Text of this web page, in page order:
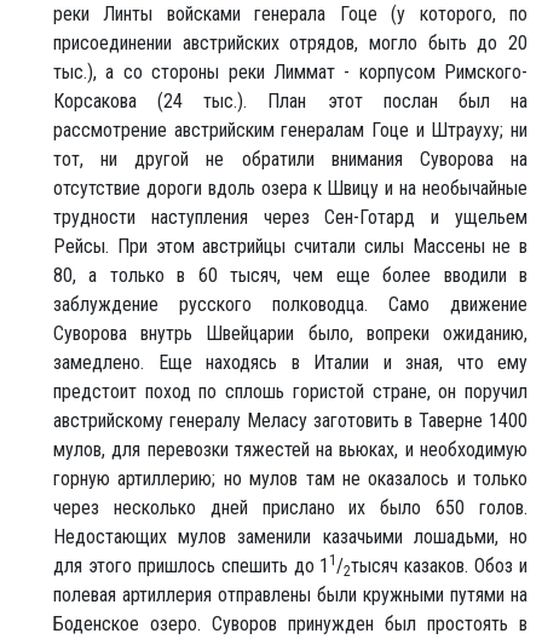
реки Линты войсками генерала Гоце (у которого, по
присоединении австрийских отрядов, могло быть до 20
тыс.), а со стороны реки Лиммат - корпусом Римского-
Корсакова (24 тыс.). План этот послан был на
рассмотрение австрийским генералам Гоце и Штрауху; ни
тот, ни другой не обратили внимания Суворова на
отсутствие дороги вдоль озера к Швицу и на необычайные
трудности наступления через Сен-Готард и ущельем
Рейсы. При этом австрийцы считали силы Массены не в
80, а только в 60 тысяч, чем еще более вводили в
заблуждение русского полководца. Само движение
Суворова внутрь Швейцарии было, вопреки ожиданию,
замедлено. Еще находясь в Италии и зная, что ему
предстоит поход по сплошь гористой стране, он поручил
австрийскому генералу Меласу заготовить в Таверне 1400
мулов, для перевозки тяжестей на вьюках, и необходимую
горную артиллерию; но мулов там не оказалось и только
через несколько дней прислано их было 650 голов.
Недостающих мулов заменили казачьими лошадьми, но
для этого пришлось спешить до 1 1 /2тысяч казаков. Обоз и
полевая артиллерия отправлены были кружными путями на
Боденское озеро. Суворов принужден был простоять в